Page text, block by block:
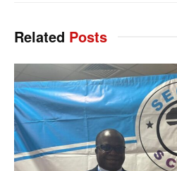
Related Posts